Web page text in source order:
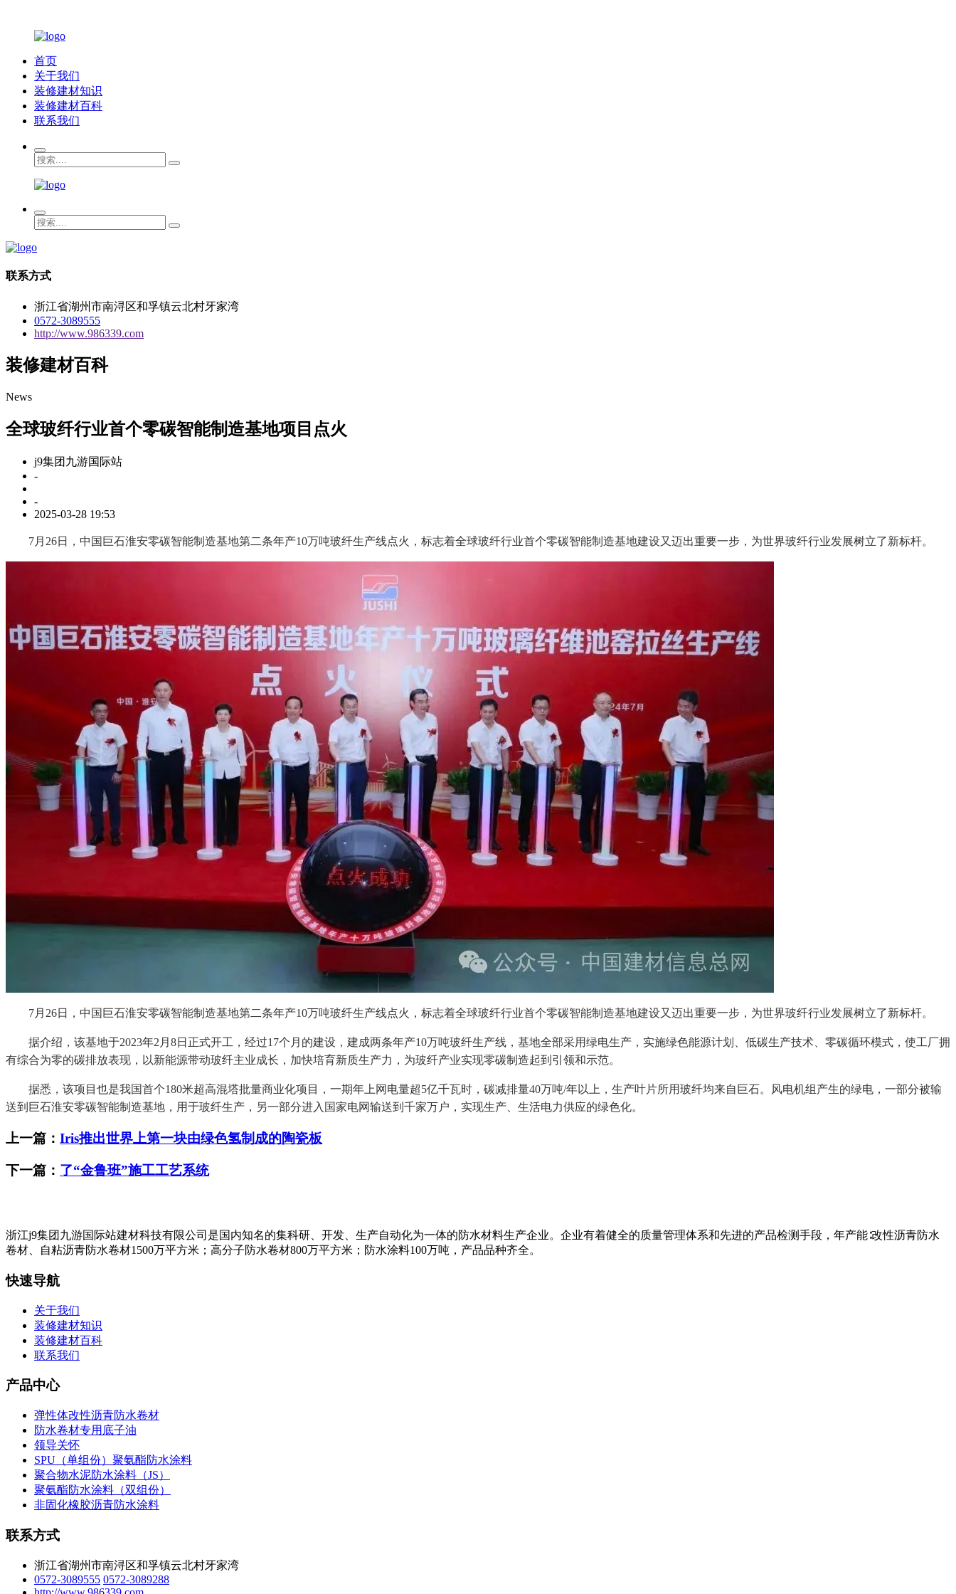
首页
关于我们
装修建材知识
装修建材百科
联系我们
联系方式
浙江省湖州市南浔区和孚镇云北村牙家湾
0572-3089555
http://www.986339.com
装修建材百科
News
全球玻纤行业首个零碳智能制造基地项目点火
j9集团九游国际站
-
-
2025-03-28 19:53
7月26日，中国巨石淮安零碳智能制造基地第二条年产10万吨玻纤生产线点火，标志着全球玻纤行业首个零碳智能制造基地建设又迈出重要一步，为世界玻纤行业发展树立了新标杆。
7月26日，中国巨石淮安零碳智能制造基地第二条年产10万吨玻纤生产线点火，标志着全球玻纤行业首个零碳智能制造基地建设又迈出重要一步，为世界玻纤行业发展树立了新标杆。
据介绍，该基地于2023年2月8日正式开工，经过17个月的建设，建成两条年产10万吨玻纤生产线，基地全部采用绿电生产，实施绿色能源计划、低碳生产技术、零碳循环模式，使工厂拥
有综合为零的碳排放表现，以新能源带动玻纤主业成长，加快培育新质生产力，为玻纤产业实现零碳制造起到引领和示范。
据悉，该项目也是我国首个180米超高混塔批量商业化项目，一期年上网电量超5亿千瓦时，碳减排量40万吨/年以上，生产叶片所用玻纤均来自巨石。风电机组产生的绿电，一部分被输
送到巨石淮安零碳智能制造基地，用于玻纤生产，另一部分进入国家电网输送到千家万户，实现生产、生活电力供应的绿色化。
上一篇： Iris推出世界上第一块由绿色氢制成的陶瓷板
下一篇： 了“金鲁班”施工工艺系统
浙江j9集团九游国际站建材科技有限公司是国内知名的集科研、开发、生产自动化为一体的防水材料生产企业。企业有着健全的质量管理体系和先进的产品检测手段，年产能∶改性沥青防水
卷材、自粘沥青防水卷材1500万平方米；高分子防水卷材800万平方米；防水涂料100万吨，产品品种齐全。
快速导航
关于我们
装修建材知识
装修建材百科
联系我们
产品中心
弹性体改性沥青防水卷材
防水卷材专用底子油
领导关怀
SPU（单组份）聚氨酯防水涂料
聚合物水泥防水涂料（JS）
聚氨酯防水涂料（双组份）
非固化橡胶沥青防水涂料
联系方式
浙江省湖州市南浔区和孚镇云北村牙家湾
0572-3089555 0572-3089288